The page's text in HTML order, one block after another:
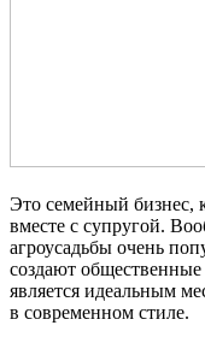
Это семейный бизнес,
вместе с супругой.
агроусадьбы очень
создают
является идеальным
в современном стиле.